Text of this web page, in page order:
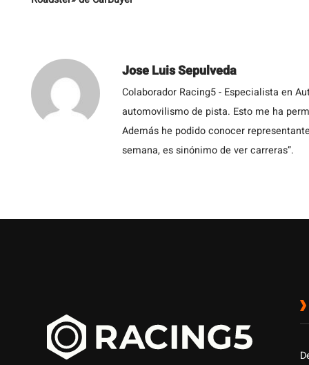
Jose Luis Sepulveda
Colaborador Racing5 - Especialista en
automovilismo de pista. Esto me ha
Además he podido conocer
semana, es sinónimo de ver carreras”.